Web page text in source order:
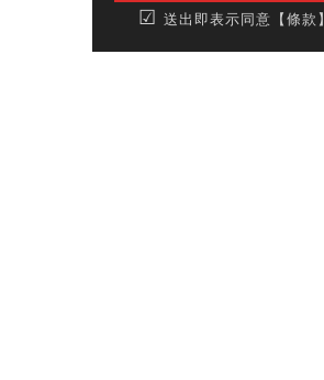
☑送出即表示同意【條款】